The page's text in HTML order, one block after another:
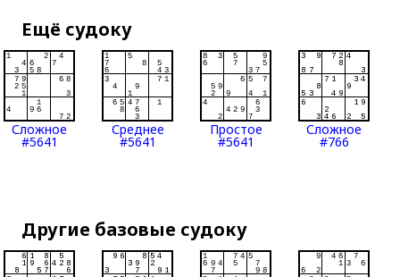
Ещё судоку
Сложное
#5641
Среднее
#5641
Простое
#5641
Сложное
#766
Другие базовые судоку